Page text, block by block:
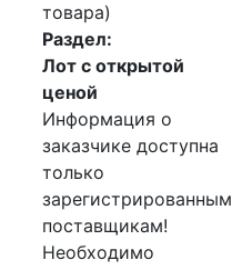
товара)
Раздел:
Лот с открытой
ценой
Информация о
заказчике доступна
только
зарегистрированным
поставщикам!
Необходимо